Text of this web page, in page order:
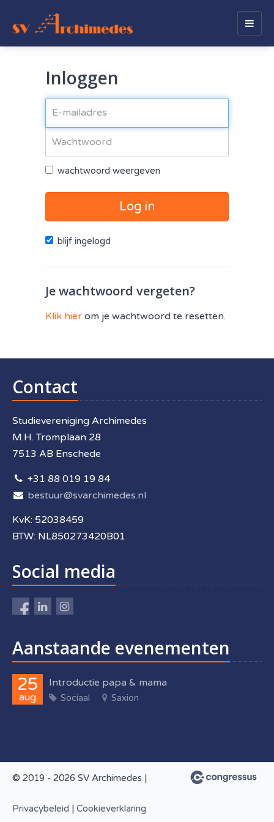
Inloggen
wachtwoord weergeven
Log in
blijf ingelogd
Je wachtwoord vergeten?
Klik hier om je wachtwoord te resetten.
Contact
Studievereniging Archimedes
M.H. Tromplaan 28
7513 AB Enschede
+31 88 019 19 84
bestuur@svarchimedes.nl
KvK: 52038459
BTW: NL850273420B01
Social media
Aanstaande evenementen
25
aug
Introductie papa & mama
Sociaal Saxion
© 2019 - 2026 SV Archimedes |
Privacybeleid | Cookieverklaring